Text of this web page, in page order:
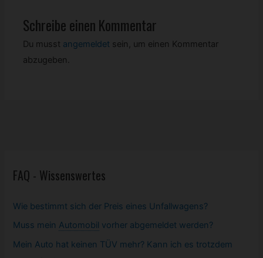
Schreibe einen Kommentar
Du musst angemeldet sein, um einen Kommentar
abzugeben.
FAQ - Wissenswertes
Wie bestimmt sich der Preis eines Unfallwagens?
Muss mein Automobil vorher abgemeldet werden?
Mein Auto hat keinen TÜV mehr? Kann ich es trotzdem